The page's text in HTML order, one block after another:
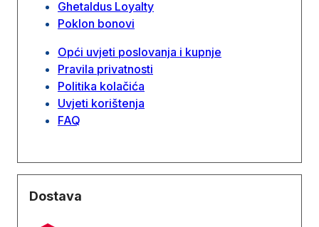
Ghetaldus Loyalty
Poklon bonovi
Opći uvjeti poslovanja i kupnje
Pravila privatnosti
Politika kolačića
Uvjeti korištenja
FAQ
Dostava